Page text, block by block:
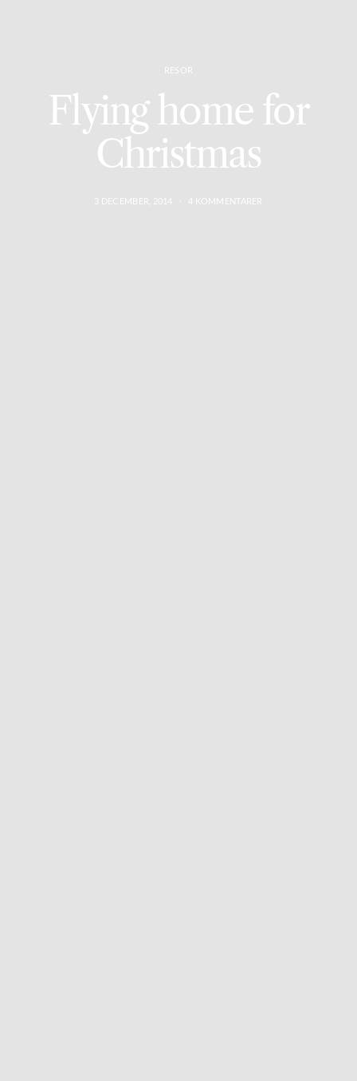
RESOR
Flying home for
Christmas
3 DECEMBER, 2014 4 KOMMENTARER